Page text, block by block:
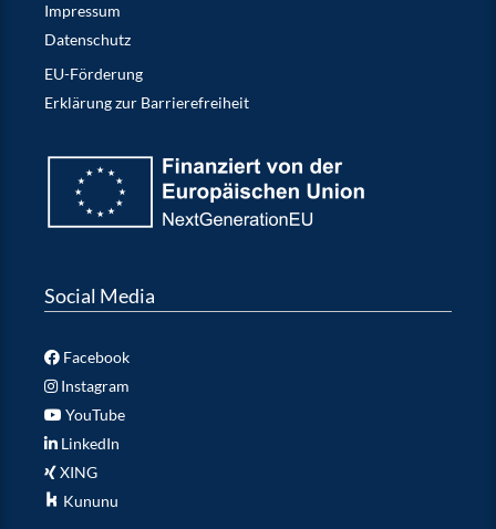
Impressum
Datenschutz
EU-Förderung
Erklärung zur Barrierefreiheit
Social Media
Facebook
Instagram
YouTube
LinkedIn
XING
Kununu